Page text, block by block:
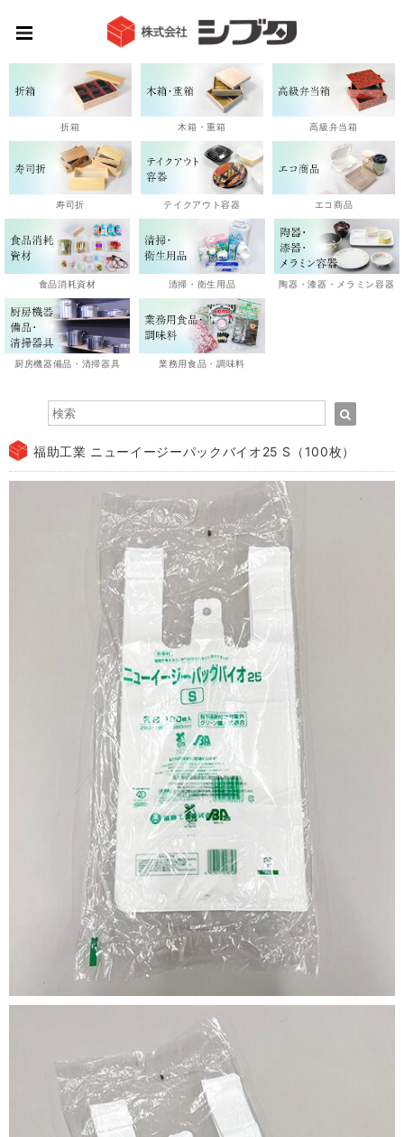
折箱 木箱・重箱 高級弁当箱
寿司折 テイクアウト容器 エコ商品
食品消耗資材 清掃・衛生用品 陶器・漆器・メラミン容器
厨房機器備品・清掃器具 業務用食品・調味料
福助工業 ニューイージーパックバイオ25 S（100枚）